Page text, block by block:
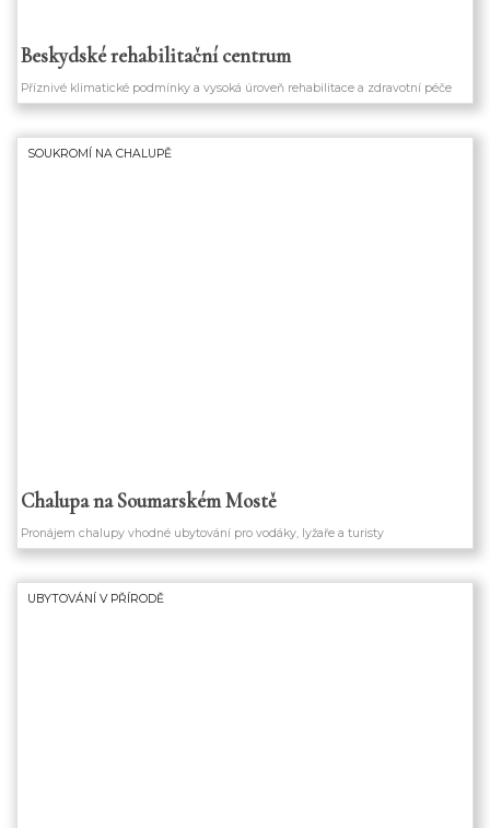
Beskydské rehabilitační centrum
Příznivé klimatické podmínky a vysoká úroveň rehabilitace a zdravotní péče
SOUKROMÍ NA CHALUPĚ
Chalupa na Soumarském Mostě
Pronájem chalupy vhodné ubytování pro vodáky, lyžaře a turisty
UBYTOVÁNÍ V PŘÍRODĚ